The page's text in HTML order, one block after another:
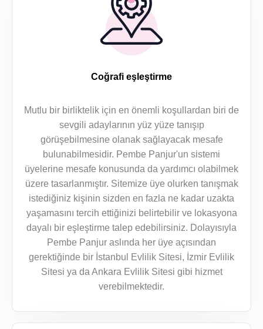
Coğrafi eşleştirme
Mutlu bir birliktelik için en önemli koşullardan biri de
sevgili adaylarının yüz yüze tanışıp
görüşebilmesine olanak sağlayacak mesafe
bulunabilmesidir. Pembe Panjur'un sistemi
üyelerine mesafe konusunda da yardımcı olabilmek
üzere tasarlanmıştır. Sitemize üye olurken tanışmak
istediğiniz kişinin sizden en fazla ne kadar uzakta
yaşamasını tercih ettiğinizi belirtebilir ve lokasyona
dayalı bir eşleştirme talep edebilirsiniz. Dolayısıyla
Pembe Panjur aslında her üye açısından
gerektiğinde bir İstanbul Evlilik Sitesi, İzmir Evlilik
Sitesi ya da Ankara Evlilik Sitesi gibi hizmet
verebilmektedir.